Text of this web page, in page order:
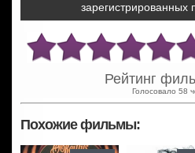
зарегистрированных
Рейтинг
Голосовало 58
Похожие фильмы: